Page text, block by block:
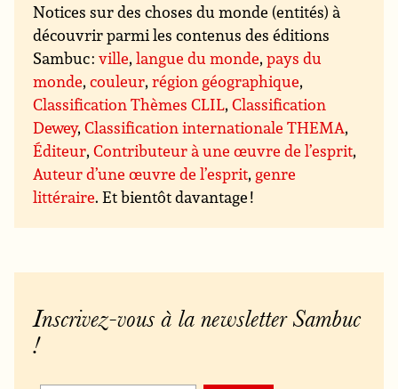
Notices sur des choses du monde (entités) à
découvrir parmi les contenus des éditions
Sambuc :ville,langue du monde,pays du
monde,couleur,région géographique,
Classification Thèmes CLIL,Classification
Dewey,Classification internationale THEMA,
Éditeur,Contributeur à une œuvre de l’esprit,
Auteur d’une œuvre de l’esprit, genre
littéraire. Et bientôt davantage !
Inscrivez-vous à la newsletter Sambuc
!